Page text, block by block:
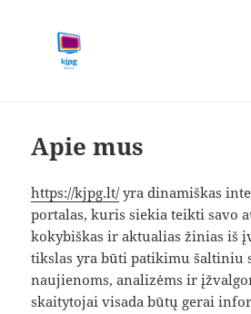
Apie mus
https://kjpg.lt/yra dinamiškas
portalas, kuris siekia teikti savo
kokybiškas ir aktualias žinias iš
tikslas yra būti patikimu šaltiniu
naujienoms, analizėms ir
skaitytojai visada būtų gerai